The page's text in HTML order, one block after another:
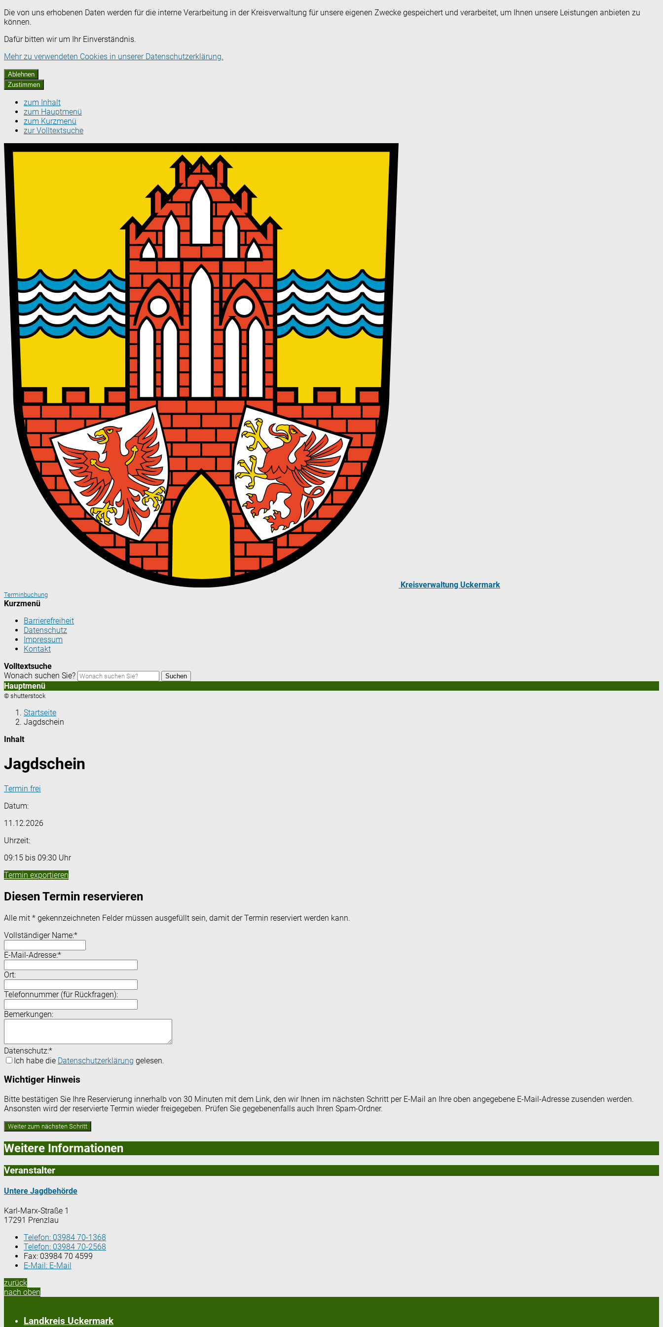
Die von uns erhobenen Daten werden für die interne Verarbeitung in der Kreisverwaltung für unsere eigenen Zwecke gespeichert und verarbeitet, um Ihnen unsere Leistungen anbieten zu
können.
Dafür bitten wir um Ihr Einverständnis.
Mehr zu verwendeten Cookies in unserer Datenschutzerklärung.
Ablehnen
Zustimmen
zum Inhalt
zum Hauptmenü
zum Kurzmenü
zur Volltextsuche
Kreisverwaltung Uckermark
Terminbuchung
Kurzmenü
Barrierefreiheit
Datenschutz
Impressum
Kontakt
Volltextsuche
Wonach suchen Sie?
Suchen
Hauptmenü
© shutterstock
Startseite
Jagdschein
Inhalt
Jagdschein
Termin frei
Datum:
11.12.2026
Uhrzeit:
09:15 bis 09:30 Uhr
Termin exportieren
Diesen Termin reservieren
Alle mit * gekennzeichneten Felder müssen ausgefüllt sein, damit der Termin reserviert werden kann.
Vollständiger Name:*
E-Mail-Adresse:*
Ort:
Telefonnummer (für Rückfragen):
Bemerkungen:
Datenschutz:*
Ich habe die Datenschutzerklärung gelesen.
Wichtiger Hinweis
Bitte bestätigen Sie Ihre Reservierung innerhalb von 30 Minuten mit dem Link, den wir Ihnen im nächsten Schritt per E-Mail an Ihre oben angegebene E-Mail-Adresse zusenden werden.
Ansonsten wird der reservierte Termin wieder freigegeben. Prüfen Sie gegebenenfalls auch Ihren Spam-Ordner.
Weitere Informationen
Veranstalter
Untere Jagdbehörde
Karl-Marx-Straße 1
17291 Prenzlau
Telefon: 03984 70-1368
Telefon: 03984 70-2568
Fax: 03984 70 4599
E-Mail: E-Mail
zurück
nach oben
Landkreis Uckermark